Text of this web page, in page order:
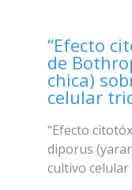
“Efecto
de
chica)
celular
“Efecto
diporus
cultivo